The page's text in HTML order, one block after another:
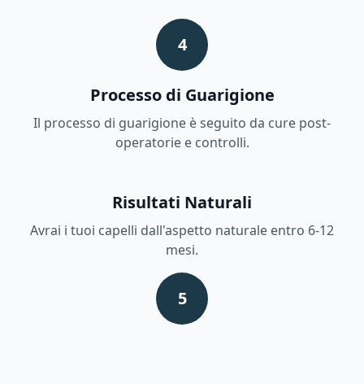
4
Processo di Guarigione
Il processo di guarigione è seguito da cure post-
operatorie e controlli.
Risultati Naturali
Avrai i tuoi capelli dall'aspetto naturale entro 6-12
mesi.
5